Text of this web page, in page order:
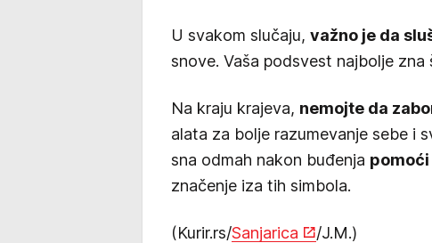
U svakom slučaju, važno je da
snove. Vaša podsvest najbolje
Na kraju krajeva, nemojte da
alata za bolje razumevanje sebe i
sna odmah nakon buđenja
značenje iza tih simbola.
(Kurir.rs/Sanjarica /J.M.)